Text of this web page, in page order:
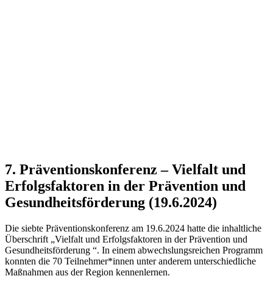
7. Präventionskonferenz – Vielfalt und
Erfolgsfaktoren in der Prävention und
Gesundheitsförderung (19.6.2024)
Die siebte Präventionskonferenz am 19.6.2024 hatte die inhaltliche
Überschrift „Vielfalt und Erfolgsfaktoren in der Prävention und
Gesundheitsförderung “. In einem abwechslungsreichen Programm
konnten die 70 Teilnehmer*innen unter anderem unterschiedliche
Maßnahmen aus der Region kennenlernen.